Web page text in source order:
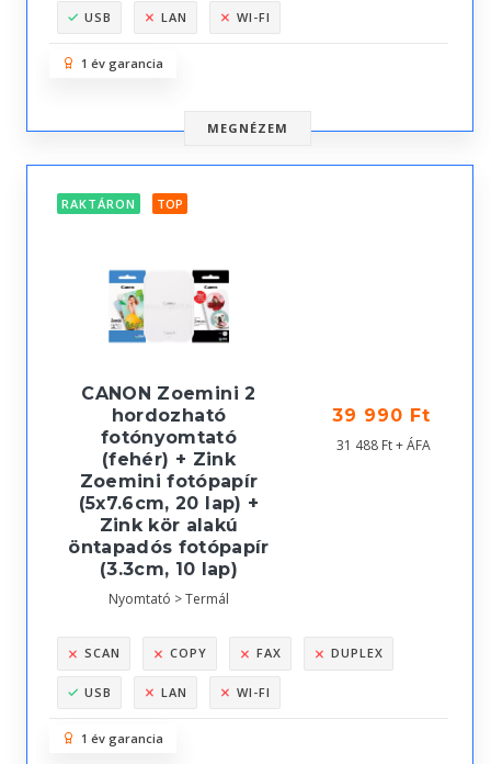
USB LAN WI-FI
1 év garancia
MEGNÉZEM
RAKTÁRON TOP
CANON Zoemini 2
hordozható
fotónyomtató
(fehér) + Zink
Zoemini fotópapír
(5x7.6cm, 20 lap) +
Zink kör alakú
öntapadós fotópapír
(3.3cm, 10 lap)
Nyomtató > Termál
39 990 Ft
31 488 Ft + ÁFA
SCAN COPY FAX DUPLEX
USB LAN WI-FI
1 év garancia